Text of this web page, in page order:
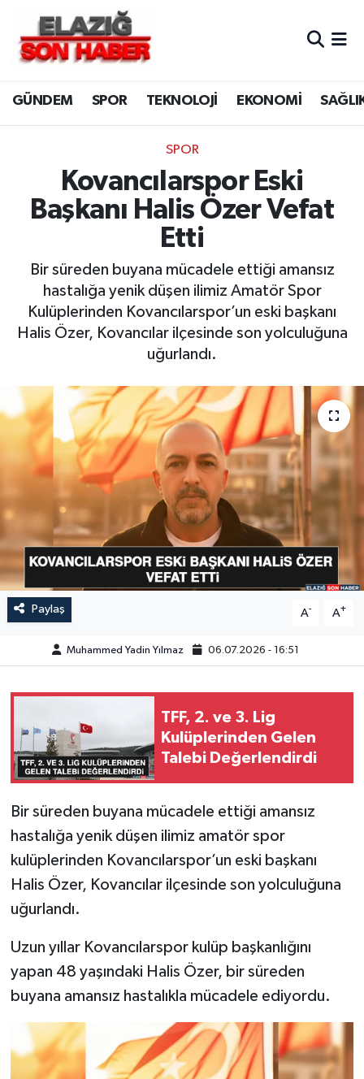
GÜNDEM SPOR TEKNOLOJİ EKONOMİ
SPOR
Kovancılarspor Eski
Başkanı Halis Özer Vefat
Etti
Bir süreden buyana mücadele ettiği amansız
hastalığa yenik düşen ilimiz Amatör Spor
Kulüplerinden Kovancılarspor’un eski başkanı
Halis Özer, Kovancılar ilçesinde son yolculuğuna
uğurlandı.
Paylaş A- A+
Muhammed Yadin Yılmaz 06.07.2026 - 16:51
TFF, 2. ve 3. Lig
Kulüplerinden Gelen
Talebi Değerlendirdi
Bir süreden buyana mücadele ettiği amansız
hastalığa yenik düşen ilimiz amatör spor
kulüplerinden Kovancılarspor’un eski başkanı
Halis Özer, Kovancılar ilçesinde son yolculuğuna
uğurlandı.
Uzun yıllar Kovancılarspor kulüp başkanlığını
yapan 48 yaşındaki Halis Özer, bir süreden
buyana amansız hastalıkla mücadele ediyordu.
CANLI YAYIN
ASAYİŞ
BİLİM VE TEKNOLOJİ
DÜNYA
EĞİTİM
EKONOMİ
ELAZIĞ
GÜNDEM
HABERDE İNSAN
KÜLTÜR-SANAT
MAGAZİN
MEDYA
ÖZEL HABER
POLİTİKA
SİYASET
SPOR
TEKNOLOJİ
YAŞAM
Merkez Hava Durumu
Merkez Trafik Yoğunluk Haritası
Süper Lig Puan Durumu ve Fikstür
Tüm Manşetler
Son Dakika Haberleri
Haber Arşivi